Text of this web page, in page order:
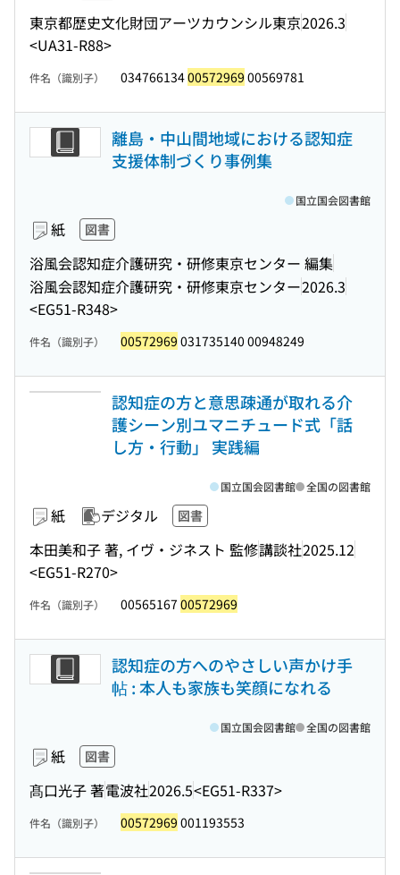
東京都歴史文化財団アーツカウンシル東京2026.3
<UA31-R88>
件名（識別子） 03476613400572969 00569781
離島・中山間地域における認知症
支援体制づくり事例集
紙 図書
浴風会認知症介護研究・研修東京センター 編集
浴風会認知症介護研究・研修東京センター2026.3
<EG51-R348>
国立国会図書館
件名（識別子） 00572969 031735140 00948249
認知症の方と意思疎通が取れる介
護シーン別ユマニチュード式「話
し方・行動」 実践編
紙 デジタル 図書
本田美和子 著, イヴ・ジネスト 監修講談社2025.12
<EG51-R270>
国立国会図書館 全国の図書館
件名（識別子） 00565167 00572969
認知症の方へのやさしい声かけ手
帖 : 本人も家族も笑顔になれる
紙 図書
髙口光子 著電波社2026.5<EG51-R337>
国立国会図書館 全国の図書館
件名（識別子） 00572969 001193553